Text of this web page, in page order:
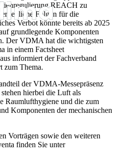
REACH zu
Folgen für die
Verbot könnte bereits ab 2025
grundlegende Komponenten
Der VDMA hat die wichtigsten
in einem Factsheet
informiert der Fachverband
zum Thema.
der VDMA-Messepräsenz
hierbei die Luft als
Raumlufthygiene und die zum
Komponenten der mechanischen
Vorträgen sowie den weiteren
finden Sie unter